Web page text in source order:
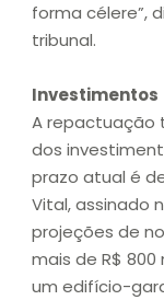
forma célere”,
tribunal.
Investimentos
A repactuação
dos
prazo atual é
Vital, assinado
projeções de
mais de R$
um edifício-